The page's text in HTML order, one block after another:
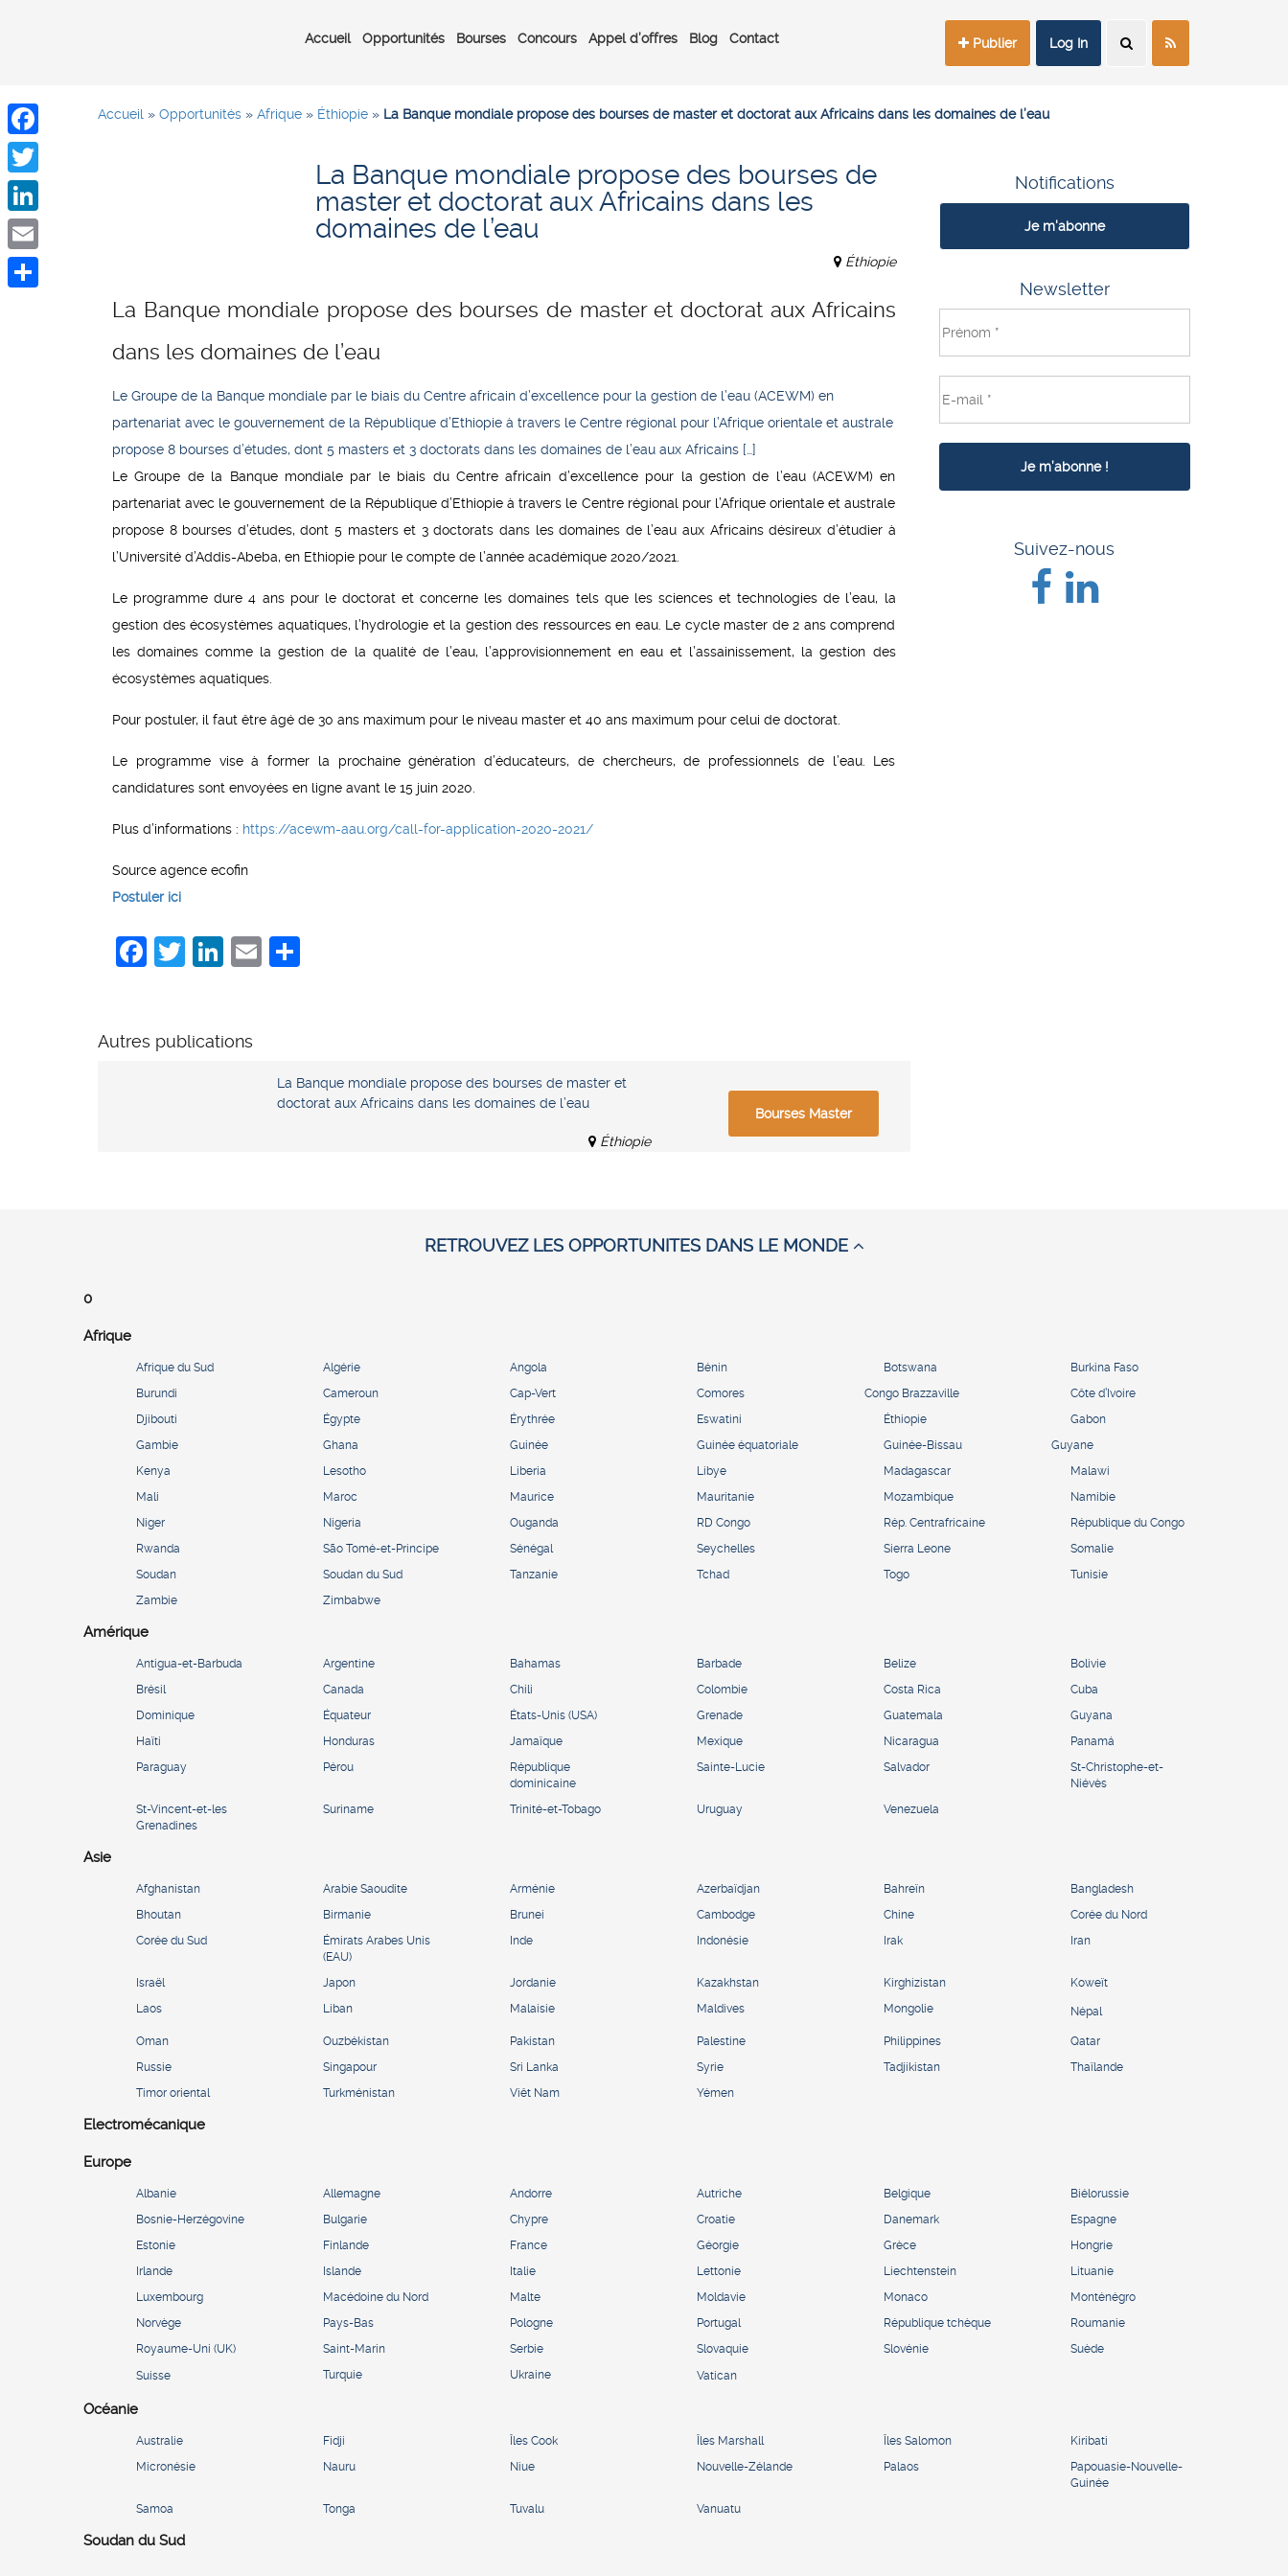
Accueil Opportunités Bourses Concours Appel d’offres Blog Contact Publier Log In
Accueil » Opportunités » Afrique » Éthiopie » La Banque mondiale propose des bourses de master et doctorat aux Africains dans les domaines de l’eau
La Banque mondiale propose des bourses de
master et doctorat aux Africains dans les
domaines de l’eau
Éthiopie
La Banque mondiale propose des bourses de master et doctorat aux Africains
dans les domaines de l’eau
Le Groupe de la Banque mondiale par le biais du Centre africain d’excellence pour la gestion de l’eau (ACEWM) en
partenariat avec le gouvernement de la République d’Ethiopie à travers le Centre régional pour l’Afrique orientale et australe
propose 8 bourses d’études, dont 5 masters et 3 doctorats dans les domaines de l’eau aux Africains […]
Le Groupe de la Banque mondiale par le biais du Centre africain d’excellence pour la gestion de l’eau (ACEWM) en
partenariat avec le gouvernement de la République d’Ethiopie à travers le Centre régional pour l’Afrique orientale et australe
propose 8 bourses d’études, dont 5 masters et 3 doctorats dans les domaines de l’eau aux Africains désireux d’étudier à
l’Université d’Addis-Abeba, en Ethiopie pour le compte de l’année académique 2020/2021.
Le programme dure 4 ans pour le doctorat et concerne les domaines tels que les sciences et technologies de l’eau, la
gestion des écosystèmes aquatiques, l’hydrologie et la gestion des ressources en eau. Le cycle master de 2 ans comprend
les domaines comme la gestion de la qualité de l’eau, l’approvisionnement en eau et l’assainissement, la gestion des
écosystèmes aquatiques.
Pour postuler, il faut être âgé de 30 ans maximum pour le niveau master et 40 ans maximum pour celui de doctorat.
Le programme vise à former la prochaine génération d’éducateurs, de chercheurs, de professionnels de l’eau. Les
candidatures sont envoyées en ligne avant le 15 juin 2020.
Plus d’informations : https://acewm-aau.org/call-for-application-2020-2021/
Source agence ecofin
Postuler ici
Facebook
Twitter
LinkedIn
Email
Autres publications
La Banque mondiale propose des bourses de master et
doctorat aux Africains dans les domaines de l’eau
Éthiopie
Bourses Master
Notifications
Je m'abonne
Newsletter
Suivez-nous
RETROUVEZ LES OPPORTUNITES DANS LE MONDE
0
Afrique
Afrique du Sud Algérie Angola Bénin Botswana
Burkina Faso
Burundi
Cameroun Cap-Vert Comores Congo Brazzaville
Côte d’Ivoire
Djibouti
Égypte Érythrée Eswatini Éthiopie
Gabon
Gambie
Ghana Guinée Guinée équatoriale Guinée-Bissau
Guyane
Kenya
Lesotho Liberia Libye Madagascar
Malawi
Mali
Maroc Maurice Mauritanie Mozambique
Namibie
Niger
Nigeria Ouganda RD Congo Rép. Centrafricaine
République du Congo
Rwanda
São Tomé-et-Principe Sénégal Seychelles Sierra Leone
Somalie
Soudan
Soudan du Sud Tanzanie Tchad Togo
Tunisie
Zambie
Zimbabwe
Amérique
Antigua-et-Barbuda Argentine Bahamas Barbade Belize
Bolivie
Brésil
Canada Chili Colombie Costa Rica
Cuba
Dominique
Équateur États-Unis (USA) Grenade Guatemala
Guyana
Haïti
Honduras Jamaïque Mexique Nicaragua
Panamá
Paraguay
Pérou
République
dominicaine
Sainte-Lucie Salvador
St-Christophe-et-
Niévès
St-Vincent-et-les
Grenadines
Suriname Trinité-et-Tobago Uruguay Venezuela
Asie
Afghanistan Arabie Saoudite Arménie Azerbaïdjan Bahreïn
Bangladesh
Bhoutan
Birmanie Brunei Cambodge Chine
Corée du Nord
Corée du Sud
Émirats Arabes Unis
(EAU)
Inde Indonésie Irak Iran
Israël Japon Jordanie Kazakhstan Kirghizistan
Koweït
Laos
Liban Malaisie Maldives Mongolie Népal
Oman Ouzbékistan Pakistan Palestine Philippines
Qatar
Russie
Singapour Sri Lanka Syrie Tadjikistan
Thaïlande
Timor oriental
Turkménistan Viêt Nam Yémen
Electromécanique
Europe
Albanie Allemagne Andorre Autriche Belgique
Biélorussie
Bosnie-Herzégovine
Bulgarie Chypre Croatie Danemark
Espagne
Estonie
Finlande France Géorgie Grèce
Hongrie
Irlande
Islande Italie Lettonie Liechtenstein
Lituanie
Luxembourg
Macédoine du Nord Malte Moldavie Monaco
Monténégro
Norvège
Pays-Bas Pologne Portugal République tchèque
Roumanie
Royaume-Uni (UK)
Saint-Marin Serbie Slovaquie Slovénie Suède
Suisse Turquie Ukraine Vatican
Océanie
Australie Fidji Îles Cook Îles Marshall Îles Salomon
Kiribati
Micronésie
Nauru Niue Nouvelle-Zélande Palaos
Papouasie-Nouvelle-
Guinée
Samoa
Tonga Tuvalu Vanuatu
Soudan du Sud
Facebook
Twitter
LinkedIn
Email